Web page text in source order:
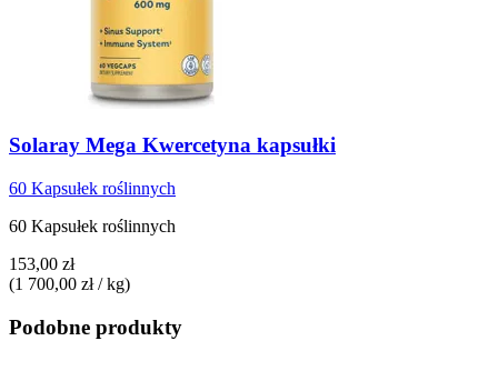
Solaray Mega Kwercetyna kapsułki
60 Kapsułek roślinnych
60 Kapsułek roślinnych
153,00 zł
(1 700,00 zł / kg)
Podobne produkty